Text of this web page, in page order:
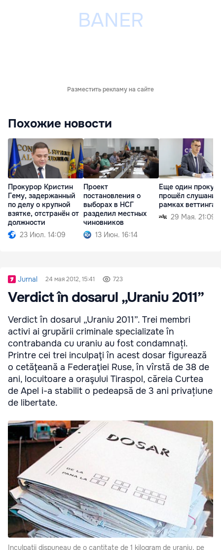
Разместить рекламу на сайте
Похожие новости
Прокурор Кристин
Гему, задержанный
по делу о крупной
взятке, отстранён от
должности
23 Июл. 14:09
Проект
постановления о
выборах в НСГ
разделил местных
чиновников
13 Июн. 16:14
Еще один
прошёл
рамках веттинга
29 Мая. 21:09
Jurnal 24 мая 2012, 15:41 723
Verdict în dosarul „Uraniu 2011”
Verdict în dosarul „Uraniu 2011”. Trei membri
activi ai grupării criminale specializate în
contrabanda cu uraniu au fost condamnați.
Printre cei trei inculpaţi în acest dosar figurează
o cetăţeană a Federaţiei Ruse, în vîrstă de 38 de
ani, locuitoare a oraşului Tiraspol, căreia Curtea
de Apel i-a stabilit o pedeapsă de 3 ani privațiune
de libertate.
Inculpaţii dispuneau de o cantitate de 1 kilogram de uraniu, pe